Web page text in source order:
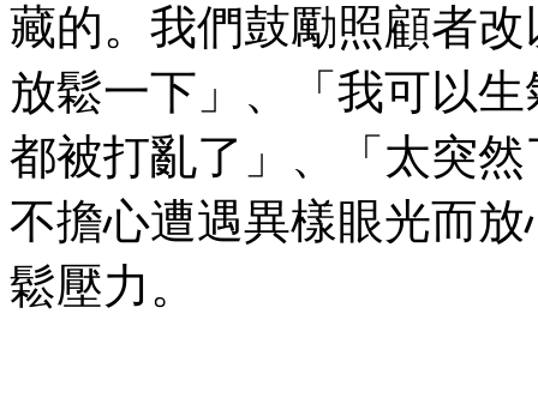
藏的。我們鼓勵照顧者
放鬆一下」、「我可以
都被打亂了」、「太突
不擔心遭遇異樣眼光而
鬆壓力。